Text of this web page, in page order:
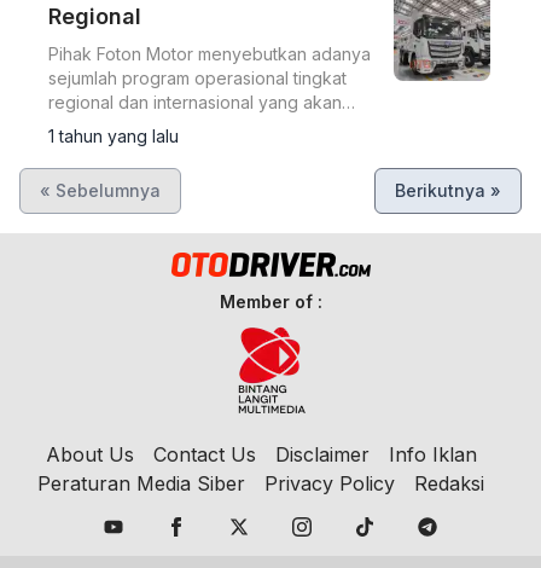
Regional
Pihak Foton Motor menyebutkan adanya
sejumlah program operasional tingkat
regional dan internasional yang akan
melibatkan Indonesia.
1 tahun yang lalu
« Sebelumnya Berikutnya »
Member of :
About Us Contact Us Disclaimer
Info Iklan
Peraturan Media Siber
Privacy Policy Redaksi